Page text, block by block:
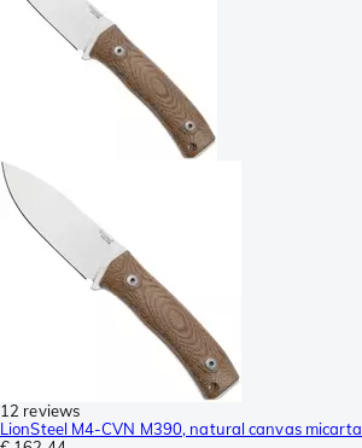
12 reviews
LionSteel M4-CVN M390, natural canvas micarta